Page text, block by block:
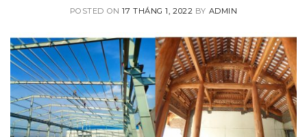
POSTED ON17 THÁNG 1, 2022 BY ADMIN